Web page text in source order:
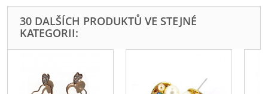
30 DALŠÍCH PRODUKTŮ VE STEJNÉ
KATEGORII: